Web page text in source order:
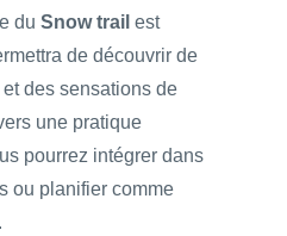
du Snow trail est
de découvrir de
des sensations de
une pratique
pourrez intégrer dans
ou planifier comme
.